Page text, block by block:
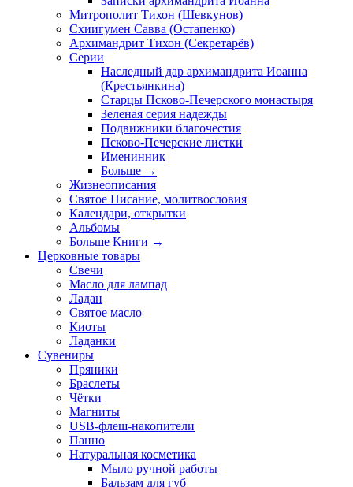
Митрополит Тихон (Шевкунов)
Схиигумен Савва (Остапенко)
Архимандрит Тихон (Секретарёв)
Серии
Наследный дар архимандрита Иоанна
(Крестьянкина)
Старцы Псково-Печерского монастыря
Зеленая серия надежды
Подвижники благочестия
Псково-Печерские листки
Именинник
Больше →
Жизнеописания
Святое Писание, молитвословия
Календари, открытки
Альбомы
Больше Книги →
Церковные товары
Свечи
Масло для лампад
Ладан
Святое масло
Киоты
Ладанки
Сувениры
Пряники
Браслеты
Чётки
Магниты
USB-флеш-накопители
Панно
Натуральная косметика
Мыло ручной работы
Бальзам для губ